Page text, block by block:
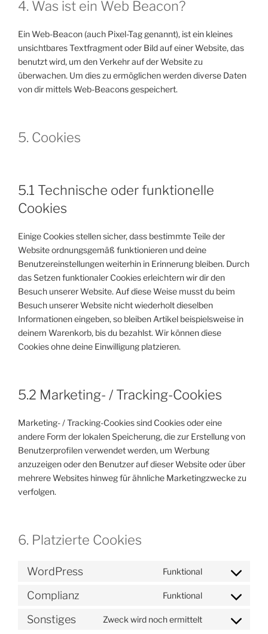
4. Was ist ein Web Beacon?
Ein Web-Beacon (auch Pixel-Tag genannt), ist ein kleines
unsichtbares Textfragment oder Bild auf einer Website, das
benutzt wird, um den Verkehr auf der Website zu
überwachen. Um dies zu ermöglichen werden diverse Daten
von dir mittels Web-Beacons gespeichert.
5. Cookies
5.1 Technische oder funktionelle
Cookies
Einige Cookies stellen sicher, dass bestimmte Teile der
Website ordnungsgemäß funktionieren und deine
Benutzereinstellungen weiterhin in Erinnerung bleiben. Durch
das Setzen funktionaler Cookies erleichtern wir dir den
Besuch unserer Website. Auf diese Weise musst du beim
Besuch unserer Website nicht wiederholt dieselben
Informationen eingeben, so bleiben Artikel beispielsweise in
deinem Warenkorb, bis du bezahlst. Wir können diese
Cookies ohne deine Einwilligung platzieren.
5.2 Marketing- / Tracking-Cookies
Marketing- / Tracking-Cookies sind Cookies oder eine
andere Form der lokalen Speicherung, die zur Erstellung von
Benutzerprofilen verwendet werden, um Werbung
anzuzeigen oder den Benutzer auf dieser Website oder über
mehrere Websites hinweg für ähnliche Marketingzwecke zu
verfolgen.
6. Platzierte Cookies
WordPress Funktional
Consent
service
wordpress
Complianz Funktional
Consent
service
Sonstiges Zweck wird noch ermittelt
Consent